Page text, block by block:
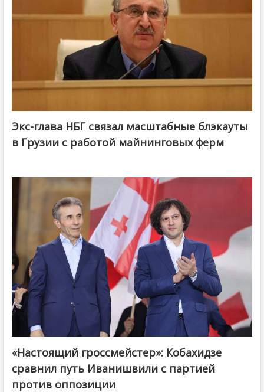
Экс-глава НБГ связал масштабные блэкауты
в Грузии с работой майнинговых ферм
@ქართული ოცნება / Georgian Dream
«Настоящий гроссмейстер»: Кобахидзе
сравнил путь Иванишвили с партией
против оппозиции